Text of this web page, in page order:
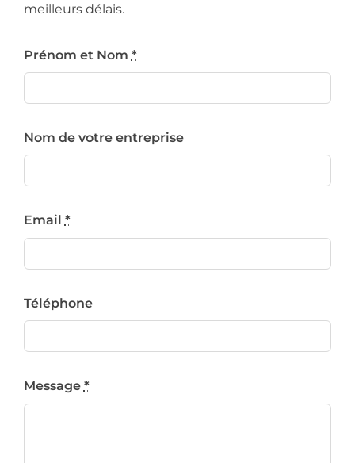
meilleurs délais.
Prénom et Nom *
Nom de votre entreprise
Email *
Téléphone
Message *